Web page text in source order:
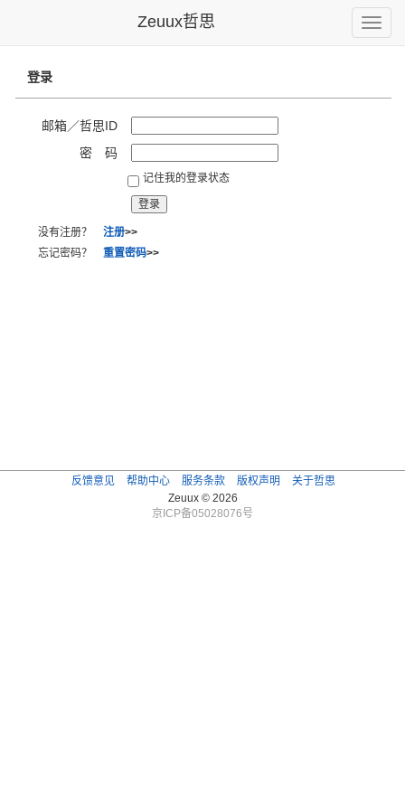
Toggle
Zeuux哲思
登录
邮箱／哲思ID
密 码
记住我的登录状态
没有注册？ 注册>>
忘记密码？ 重置密码>>
反馈意见 帮助中心 服务条款 版权声明
关于哲思
Zeuux © 2026
京ICP备05028076号